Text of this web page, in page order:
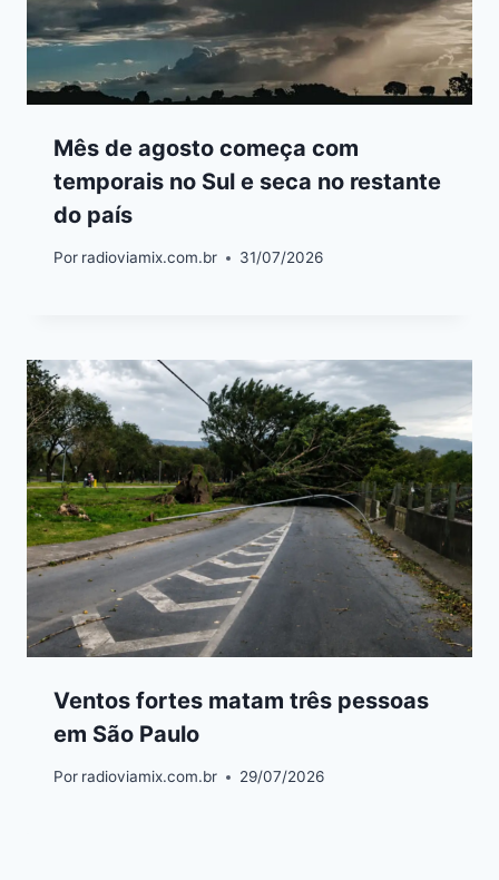
Mês de agosto começa com
temporais no Sul e seca no restante
do país
Por radioviamix.com.br 31/07/2026
Ventos fortes matam três pessoas
em São Paulo
Por radioviamix.com.br 29/07/2026